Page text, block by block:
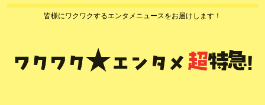
皆様にワクワクするエンタメニュースをお届けします！